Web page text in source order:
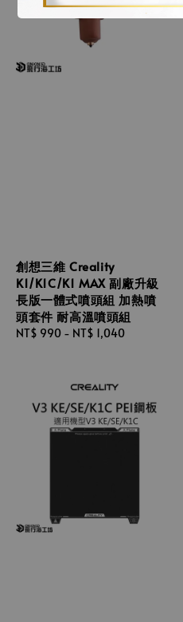
創想三維 Creality
K1/K1C/K1 MAX 副廠升級
長版一體式噴頭組 加熱噴
頭套件 耐高溫噴頭組
Regular
NT$ 990 - NT$ 1,040